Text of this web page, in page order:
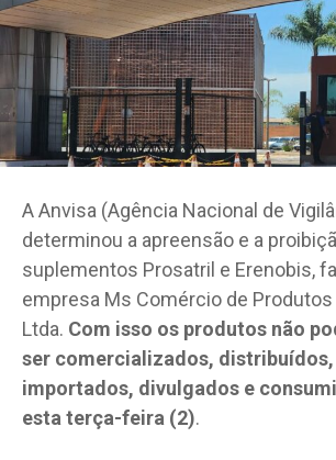
A Anvisa (Agência Nacional de
determinou a apreensão e a
suplementos Prosatril e Erenobis,
empresa Ms Comércio de
Ltda. Com isso os produtos não
ser comercializados,
importados, divulgados e
esta terça-feira (2).